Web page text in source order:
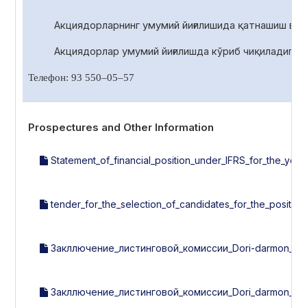
Акциядорларнинг умумий йиғилишида қатнашиш
Акциядорлар умумий йиғилишда кўриб
Телефон: 93 550–05–57
Prospectures and Other Information
Закллючение_листинговой_комиссии_Dori-